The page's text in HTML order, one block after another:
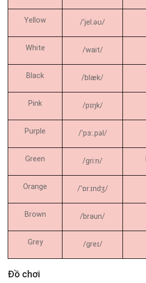
Yellow /ˈjel.əʊ/
White /wait/
Black /blæk/
Pink /pɪŋk/
Purple /ˈpɜː.pəl/
Green /gri:n/
Orange /ˈɒr.ɪndʒ/
Brown /braun/
Grey /ɡreɪ/
Đồ chơi